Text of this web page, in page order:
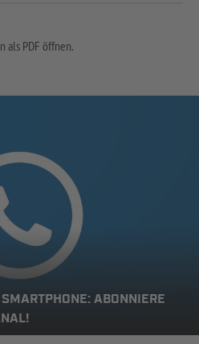
als PDF öffnen.
ABONNIERE